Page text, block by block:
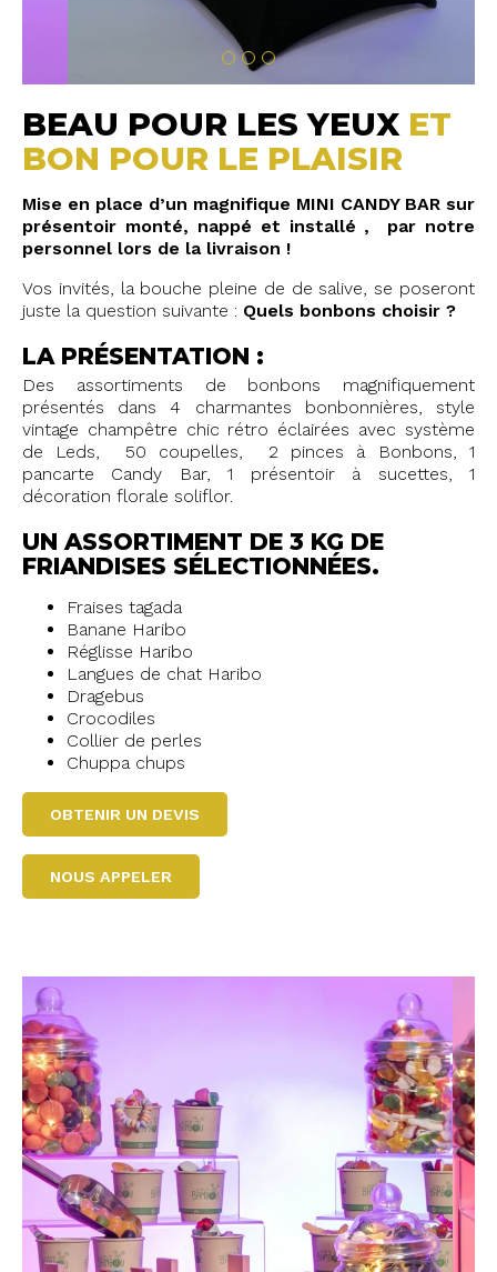
BEAU POUR LES YEUXET
BON POUR LE PLAISIR
Mise en place d’un magnifique MINI CANDY BAR sur
présentoir monté, nappé et installé , par notre
personnel lors de la livraison !
Vos invités, la bouche pleine de de salive, se poseront
juste la question suivante : Quels bonbons choisir ?
LA PRÉSENTATION :
Des assortiments de bonbons magnifiquement
présentés dans 4 charmantes bonbonnières, style
vintage champêtre chic rétro éclairées avec système
de Leds, 50 coupelles, 2 pinces à Bonbons, 1
pancarte Candy Bar, 1 présentoir à sucettes, 1
décoration florale soliflor.
UN ASSORTIMENT DE 3 KG DE
FRIANDISES SÉLECTIONNÉES.
Fraises tagada
Banane Haribo
Réglisse Haribo
Langues de chat Haribo
Dragebus
Crocodiles
Collier de perles
Chuppa chups
OBTENIR UN DEVIS
NOUS APPELER